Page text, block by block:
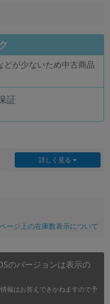
が少ないため中古商品
証
詳しく見る
ージ上の在庫数表示について
のバージョンは表示の
報はお答えできかねますので予
円